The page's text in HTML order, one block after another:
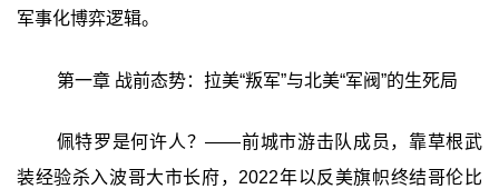
军事化博弈逻辑。
第一章 战前态势：拉美“叛军”与北美“军阀”的生死局
佩特罗是何许人？——前城市游击队成员，靠草根武
装经验杀入波哥大市长府，2022年以反美旗帜终结哥伦比